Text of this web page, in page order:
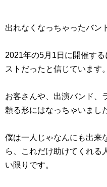
出れなくなっちゃったバン
2021年の5月1日に開催す
ストだったと信じています。
お客さんや、出演バンド、
頼る形にはなっちゃいまし
僕は一人じゃなんにも出来
ら、これだけ助けてくれる
い限りです。